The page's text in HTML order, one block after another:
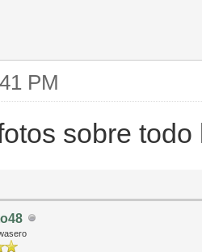
PM
sobre